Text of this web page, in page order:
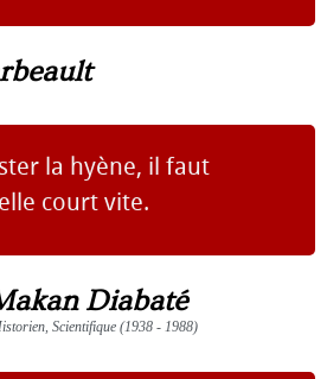
la hyène, il faut
court vite.
Diabaté
Scientifique (1938 - 1988)